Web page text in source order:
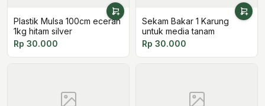
Plastik Mulsa 100cm eceran
1kg hitam silver
Rp 30.000
Sekam Bakar 1 Karung
untuk media tanam
Rp 30.000